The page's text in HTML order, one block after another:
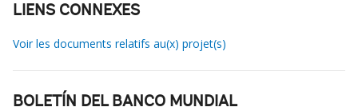
LIENS CONNEXES
Voir les documents relatifs au(x) projet(s)
BOLETÍN DEL BANCO MUNDIAL